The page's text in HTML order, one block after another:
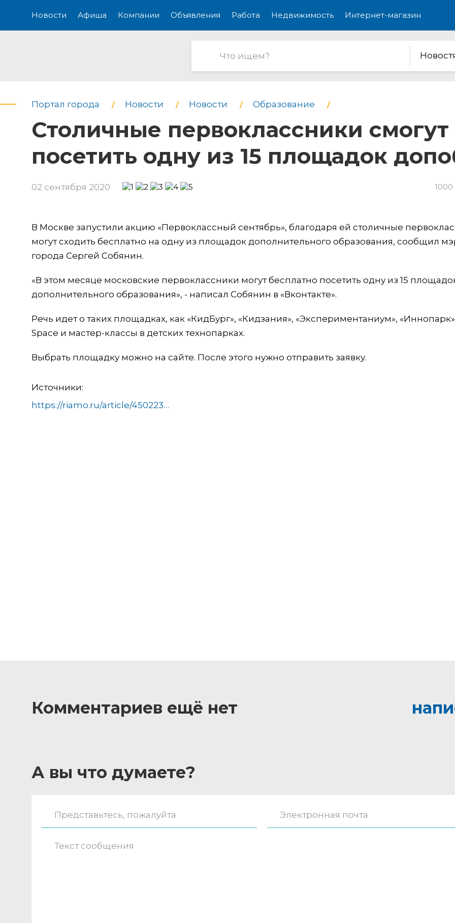
Новости Афиша Компании Объявления Работа Недвижимость Интернет-магазин
Портал города Новости Новости Образование
Столичные первоклассники смогут
посетить одну из 15 площадок
02 сентября 2020 1000
В Москве запустили акцию «Первоклассный сентябрь», благодаря ей столичные
могут сходить бесплатно на одну из площадок дополнительного образования, сообщил
города Сергей Собянин.
«В этом месяце московские первоклассники могут бесплатно посетить одну из 15
дополнительного образования», - написал Собянин в «Вконтакте».
Речь идет о таких площадках, как «КидБург», «Кидзания», «Экспериментаниум»,
Space и мастер-классы в детских технопарках.
Выбрать площадку можно на сайте. После этого нужно отправить заявку.
Источники:
https://riamo.ru/article/450223/stolichnye-pervoklassniki-smogut-besplatno-posetit-odnu-iz-15-ploschadok-dopobrazovaniya.xl
Комментариев ещё нет
А вы что думаете?